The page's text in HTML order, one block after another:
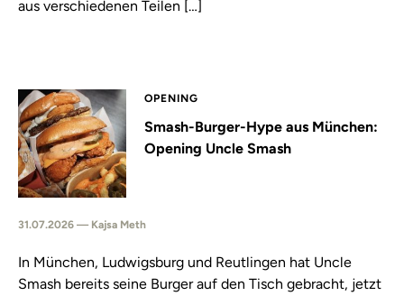
aus verschiedenen Teilen […]
OPENING
Smash-Burger-Hype aus München:
Opening Uncle Smash
31.07.2026 — Kajsa Meth
In München, Ludwigsburg und Reutlingen hat Uncle
Smash bereits seine Burger auf den Tisch gebracht, jetzt